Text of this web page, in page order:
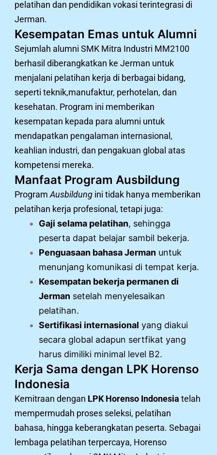
pelatihan dan pendidikan vokasi terintegrasi di
Jerman.
Kesempatan Emas untuk Alumni
Sejumlah alumni SMK Mitra Industri MM2100
berhasil diberangkatkan ke Jerman untuk
menjalani pelatihan kerja di berbagai bidang,
seperti teknik,manufaktur, perhotelan, dan
kesehatan. Program ini memberikan
kesempatan kepada para alumni untuk
mendapatkan pengalaman internasional,
keahlian industri, dan pengakuan global atas
kompetensi mereka.
Manfaat Program Ausbildung
ProgramAusbildung ini tidak hanya memberikan
pelatihan kerja profesional, tetapi juga:
Gaji selama pelatihan, sehingga
peserta dapat belajar sambil bekerja.
Penguasaan bahasa Jerman untuk
menunjang komunikasi di tempat kerja.
Kesempatan bekerja permanen di
Jerman setelah menyelesaikan
pelatihan.
Sertifikasi internasional yang diakui
secara global adapun sertfikat yang
harus dimiliki minimal level B2.
Kerja Sama dengan LPK Horenso
Indonesia
Kemitraan dengan LPK Horenso Indonesia telah
mempermudah proses seleksi, pelatihan
bahasa, hingga keberangkatan peserta. Sebagai
lembaga pelatihan terpercaya, Horenso